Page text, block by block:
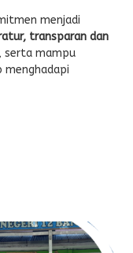
menjadi
transparan dan
, serta mampu
menghadapi